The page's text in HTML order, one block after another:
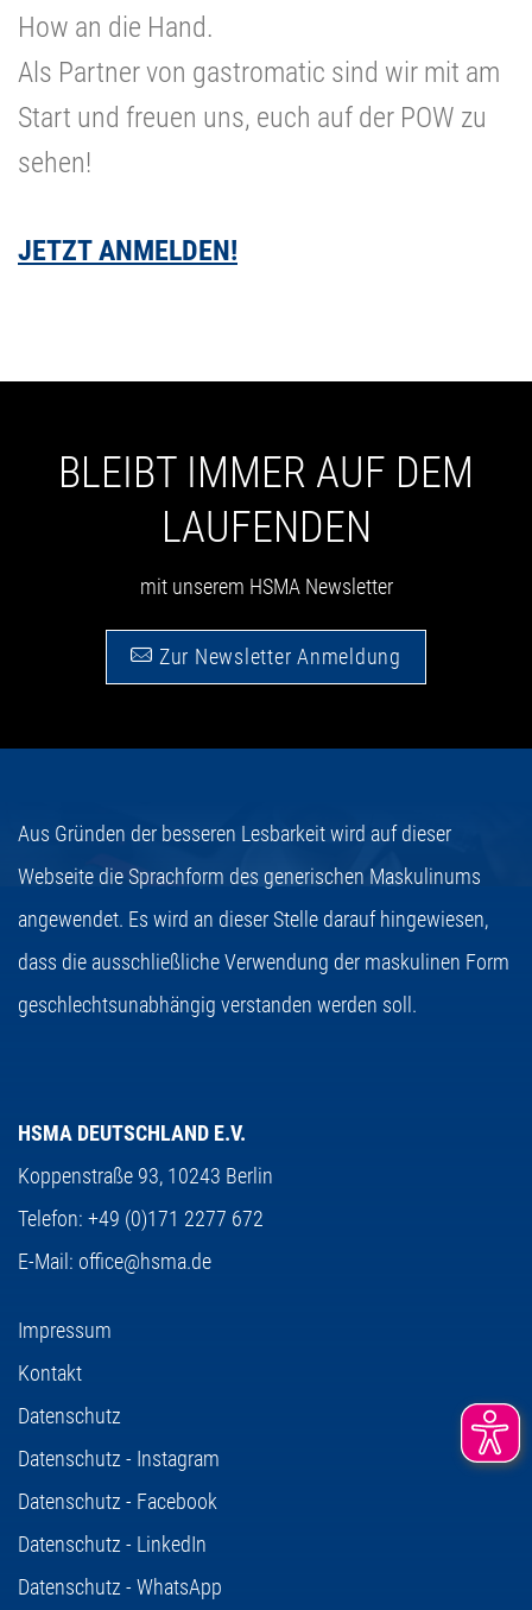
How an die Hand.
Als Partner von gastromatic sind wir mit am
Start und freuen uns, euch auf der POW zu
sehen!
JETZT ANMELDEN!
BLEIBT IMMER AUF DEM
LAUFENDEN
mit unserem HSMA Newsletter
Zur Newsletter Anmeldung
Aus Gründen der besseren Lesbarkeit wird auf dieser
Webseite die Sprachform des generischen Maskulinums
angewendet. Es wird an dieser Stelle darauf hingewiesen,
dass die ausschließliche Verwendung der maskulinen Form
geschlechtsunabhängig verstanden werden soll.
HSMA DEUTSCHLAND E.V.
Koppenstraße 93, 10243 Berlin
Telefon: +49 (0)171 2277 672
E-Mail: office@hsma.de
Impressum
Kontakt
Datenschutz
Datenschutz - Instagram
Datenschutz - Facebook
Datenschutz - LinkedIn
Datenschutz - WhatsApp